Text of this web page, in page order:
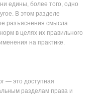
едины, более того, одно
В этом разделе
разъяснения смысла
в целях их правильного
на практике.
— это доступная
разделам права и